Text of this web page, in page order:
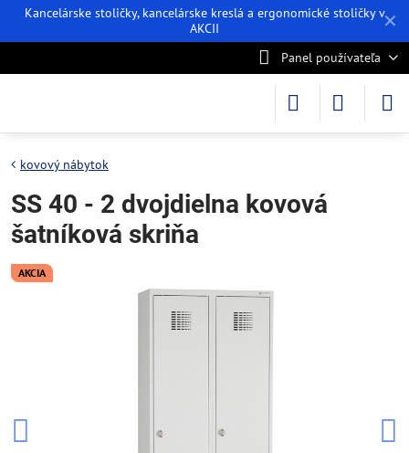
✕
Kancelárske stoličky, kancelárske kreslá a ergonomické stoličky v
AKCII
Panel používateľa
AKCIA
kovový nábytok
SS 40 - 2 dvojdielna kovová
šatníková skriňa